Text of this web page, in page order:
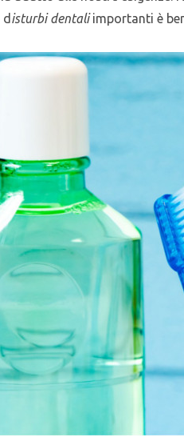
isturbi dentaliimportanti è